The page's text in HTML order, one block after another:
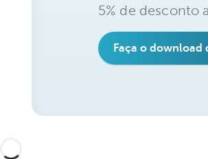
5% de desconto
Faça o download